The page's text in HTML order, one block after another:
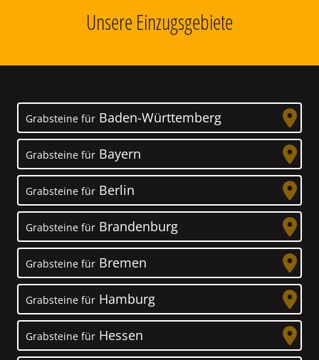
Unsere Einzugsgebiete
Grabsteine für Baden-Württemberg
Grabsteine für Bayern
Grabsteine für Berlin
Grabsteine für Brandenburg
Grabsteine für Bremen
Grabsteine für Hamburg
Grabsteine für Hessen